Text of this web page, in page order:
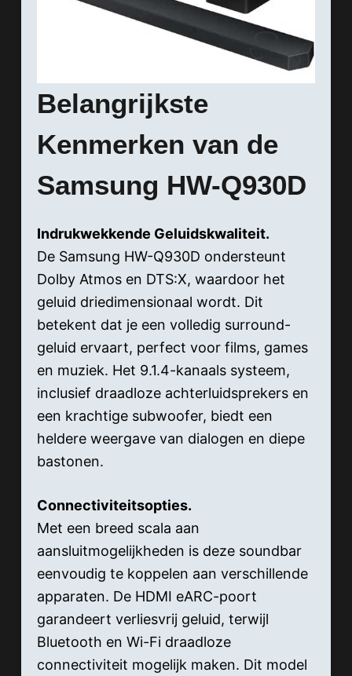
Belangrijkste
Kenmerken van de
Samsung HW-Q930D
Indrukwekkende Geluidskwaliteit.
De Samsung HW-Q930D ondersteunt
Dolby Atmos en DTS:X, waardoor het
geluid driedimensionaal wordt. Dit
betekent dat je een volledig surround-
geluid ervaart, perfect voor films, games
en muziek. Het 9.1.4-kanaals systeem,
inclusief draadloze achterluidsprekers en
een krachtige subwoofer, biedt een
heldere weergave van dialogen en diepe
bastonen.
Connectiviteitsopties.
Met een breed scala aan
aansluitmogelijkheden is deze soundbar
eenvoudig te koppelen aan verschillende
apparaten. De HDMI eARC-poort
garandeert verliesvrij geluid, terwijl
Bluetooth en Wi-Fi draadloze
connectiviteit mogelijk maken. Dit model